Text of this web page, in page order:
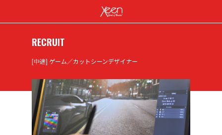
RECRUIT
[中途] ゲーム／カットシーンデザイナー